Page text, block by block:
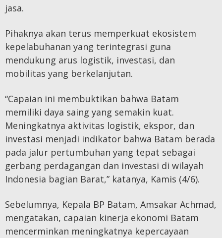
jasa.
Pihaknya akan terus memperkuat ekosistem
kepelabuhanan yang terintegrasi guna
mendukung arus logistik, investasi, dan
mobilitas yang berkelanjutan.
“Capaian ini membuktikan bahwa Batam
memiliki daya saing yang semakin kuat.
Meningkatnya aktivitas logistik, ekspor, dan
investasi menjadi indikator bahwa Batam berada
pada jalur pertumbuhan yang tepat sebagai
gerbang perdagangan dan investasi di wilayah
Indonesia bagian Barat,” katanya, Kamis (4/6).
Sebelumnya, Kepala BP Batam, Amsakar Achmad,
mengatakan, capaian kinerja ekonomi Batam
mencerminkan meningkatnya kepercayaan